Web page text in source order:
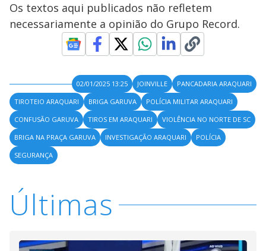
Os textos aqui publicados não refletem
necessariamente a opinião do Grupo Record.
02/01/2025 13:25 JOINVILLE
PANCADARIA ARAQUARI
TIROTEIO ARAQUARI
BRIGA GARUVA
POLÍCIA MILITAR ARAQUARI
CONFUSÃO GARUVA
TIROS EM ARAQUARI
VIOLÊNCIA NO NORTE DE SC
BRIGA NA PRAÇA GARUVA
INVESTIGAÇÃO ARAQUARI
POLÍCIA
SEGURANÇA
Últimas